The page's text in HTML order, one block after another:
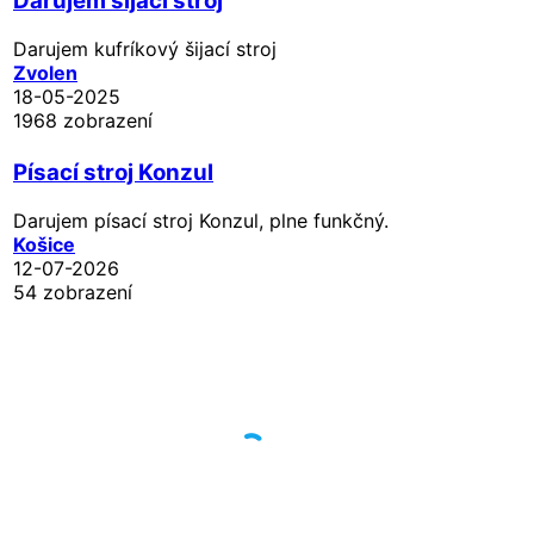
Darujem kufríkový šijací stroj
Zvolen
18-05-2025
1968 zobrazení
Písací stroj Konzul
Darujem písací stroj Konzul, plne funkčný.
Košice
12-07-2026
54 zobrazení